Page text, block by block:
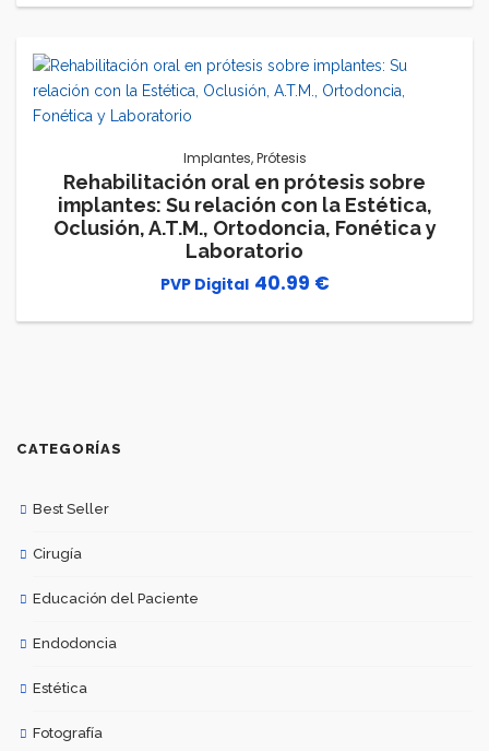
Implantes,Prótesis
Rehabilitación oral en prótesis sobre
implantes: Su relación con la Estética,
Oclusión, A.T.M., Ortodoncia, Fonética y
Laboratorio
40.99 €
CATEGORÍAS
Best Seller
Cirugía
Educación del Paciente
Endodoncia
Estética
Fotografía